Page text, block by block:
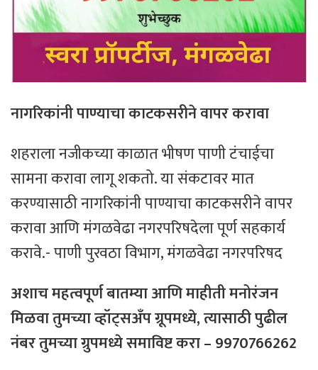
नागरिकांनी पाण्याचा काटकसरीने वापर करावा
​शहराला नजीकच्या काळात भीषण पाणी टंचाईचा
सामना करावा लागू शकतो. या संकटावर मात
करण्यासाठी नागरिकांनी पाण्याचा काटकसरीने वापर
करावा आणि मंगळवेढा नगरपरिषदेला पूर्ण सहकार्य
करावे.- पाणी पुरवठा विभाग, मंगळवेढा नगरपरिषद
अशाच महत्वपूर्ण बातम्या आणि माहीती मनोरंजन
मिळवा तुमच्या व्हॉट्सअँप ग्रूपमध्ये, त्यासाठीपुढील
नंबरतुमच्याग्रुपमध्येसमाविष्टकरा – 9970766262